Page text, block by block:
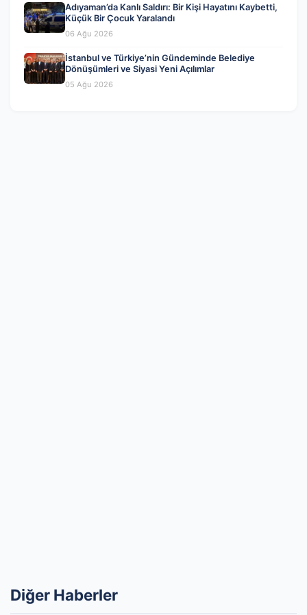
Adıyaman’da Kanlı Saldırı: Bir Kişi Hayatını Kaybetti,
Küçük Bir Çocuk Yaralandı
06 Ağu 2026
İstanbul ve Türkiye’nin Gündeminde Belediye
Dönüşümleri ve Siyasi Yeni Açılımlar
05 Ağu 2026
Diğer Haberler